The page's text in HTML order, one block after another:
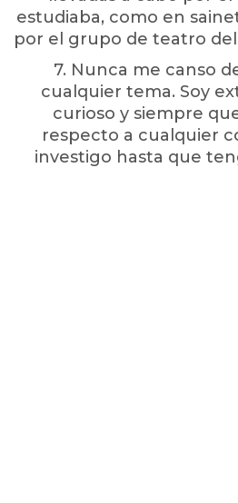
estudiaba, como en
por el grupo de teatro
7. Nunca me canso
cualquier tema. Soy
curioso y siempre
respecto a cualquier
investigo hasta que